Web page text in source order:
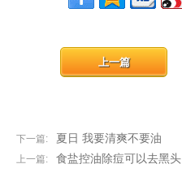
下一篇: 夏日 我要清爽不要油
上一篇: 食盐控油除痘可以去黑头
上一篇